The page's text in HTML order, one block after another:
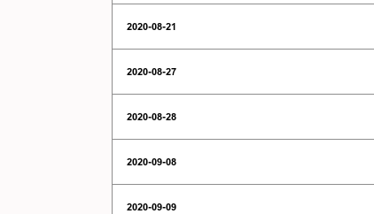
2020-08-21
2020-08-27
2020-08-28
2020-09-08
2020-09-09